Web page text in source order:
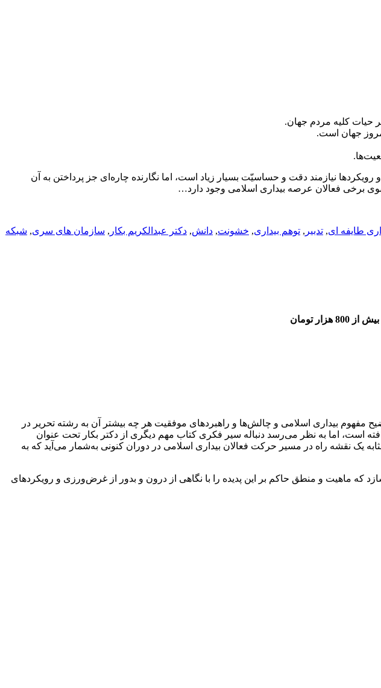
حیات کلیه مردم جهان.
جهان است.
نیازمند دقت و حساسیّت بسیار زیاد است، اما نگارنده چاره‌ای جز پرداختن به آن
برخی فعالان عرصه بیداری اسلامی وجود دارد…
طایفه ای, تدبیر , توهم بیداری, خشونت, دانش, دکتر عبدالکریم بکار , سازمان های سری, شبکه
تومان
مفهوم بیداری اسلامی و چالش‌ها و راهبردهای موفقیت هر چه بیشتر آن به‌ رشته تحریر در
است، اما به نظر می‌رسد دنباله سیر فکری کتاب مهم دیگری از دکتر بکار تحت عنوان
یک نقشه راه در مسیر حرکت فعالان بیداری اسلامی در دوران کنونی به‌شمار می‌آید که به
که ماهیت و منطق حاکم بر این پدیده را با نگاهی از درون و بدور از غرض‌ورزی و رویکردهای